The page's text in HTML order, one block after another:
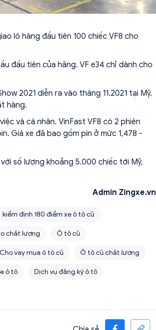
lô hàng đầu tiên 100 chiếc VF8 cho
đầu tiên của hãng. VF e34 chỉ dành cho
2021 diễn ra vào tháng 11.2021 tại Mỹ.
hàng.
và cá nhân. VinFast VF8 có 2 phiên
Giá xe đã bao gồm pin ở mức 1,478 -
số lượng khoảng 5.000 chiếc tới Mỹ,
Admin Zingxe.vn
kiểm định 180 điểm xe ô tô cũ
chất lượng Ô tô cũ
Cho vay mua ô tô cũ Ô tô cũ chất lượng
ô tô Dịch vụ đăng ký ô tô